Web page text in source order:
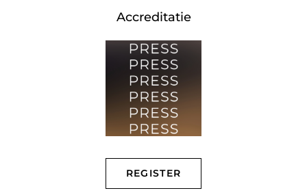
Accreditatie
REGISTER